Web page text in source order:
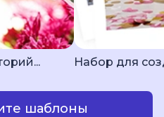
Набор для
шаблоны